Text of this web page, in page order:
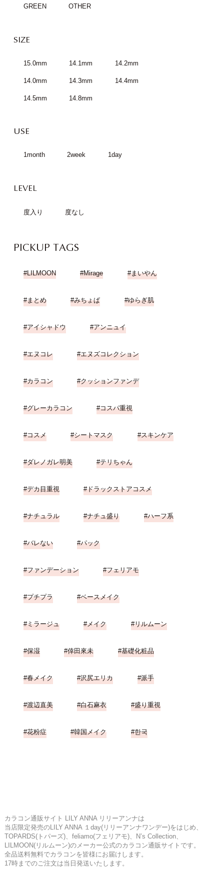
GREEN OTHER
SIZE
15.0mm 14.1mm 14.2mm
14.0mm 14.3mm 14.4mm
14.5mm 14.8mm
USE
1month 2week 1day
LEVEL
度入り 度なし
PICKUP TAGS
LILMOON Mirage まいやん
まとめ みちょぱ ゆらぎ肌
アイシャドウ アンニュイ
エヌコレ エヌズコレクション
カラコン クッションファンデ
グレーカラコン コスパ重視
コスメ シートマスク スキンケア
ダレノガレ明美 テリちゃん
デカ目重視 ドラックストアコスメ
ナチュラル ナチュ盛り ハーフ系
バレない パック
ファンデーション フェリアモ
プチプラ ベースメイク
ミラージュ メイク リルムーン
保湿 倖田來未 基礎化粧品
春メイク 沢尻エリカ 派手
渡辺直美 白石麻衣 盛り重視
花粉症 韓国メイク 한국
カラコン通販サイト LILY ANNA リリーアンナは
当店限定発売のLILY ANNA １day(リリーアンナワンデー)をはじめ、
TOPARDS(トパーズ)、feliamo(フェリアモ)、N’s Collection、
LILMOON(リルムーン)のメーカー公式のカラコン通販サイトです。
全品送料無料でカラコンを皆様にお届けします。
17時までのご注文は当日発送いたします。